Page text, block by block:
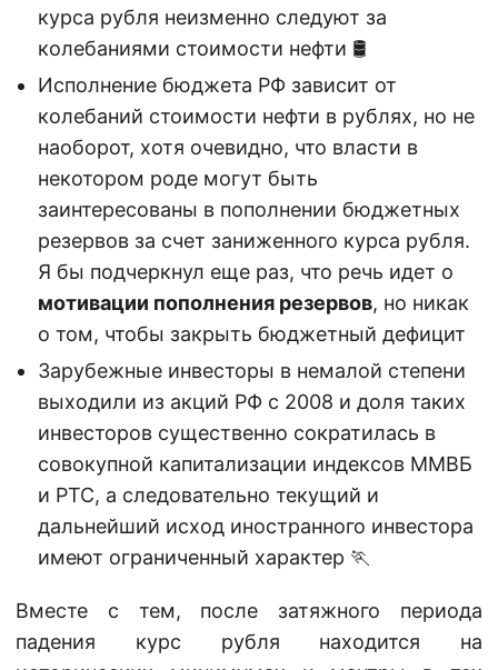
курса рубля неизменно следуют за
колебаниями стоимости нефти 🛢
Исполнение бюджета РФ зависит от
колебаний стоимости нефти в рублях, но не
наоборот, хотя очевидно, что власти в
некотором роде могут быть
заинтересованы в пополнении бюджетных
резервов за счет заниженного курса рубля.
Я бы подчеркнул еще раз, что речь идет о
мотивации пополнения резервов, но никак
о том, чтобы закрыть бюджетный дефицит
Зарубежные инвесторы в немалой степени
выходили из акций РФ с 2008 и доля таких
инвесторов существенно сократилась в
совокупной капитализации индексов ММВБ
и РТС, а следовательно текущий и
дальнейший исход иностранного инвестора
имеют ограниченный характер 🏃
Вместе с тем, после затяжного периода
падения курс рубля находится на